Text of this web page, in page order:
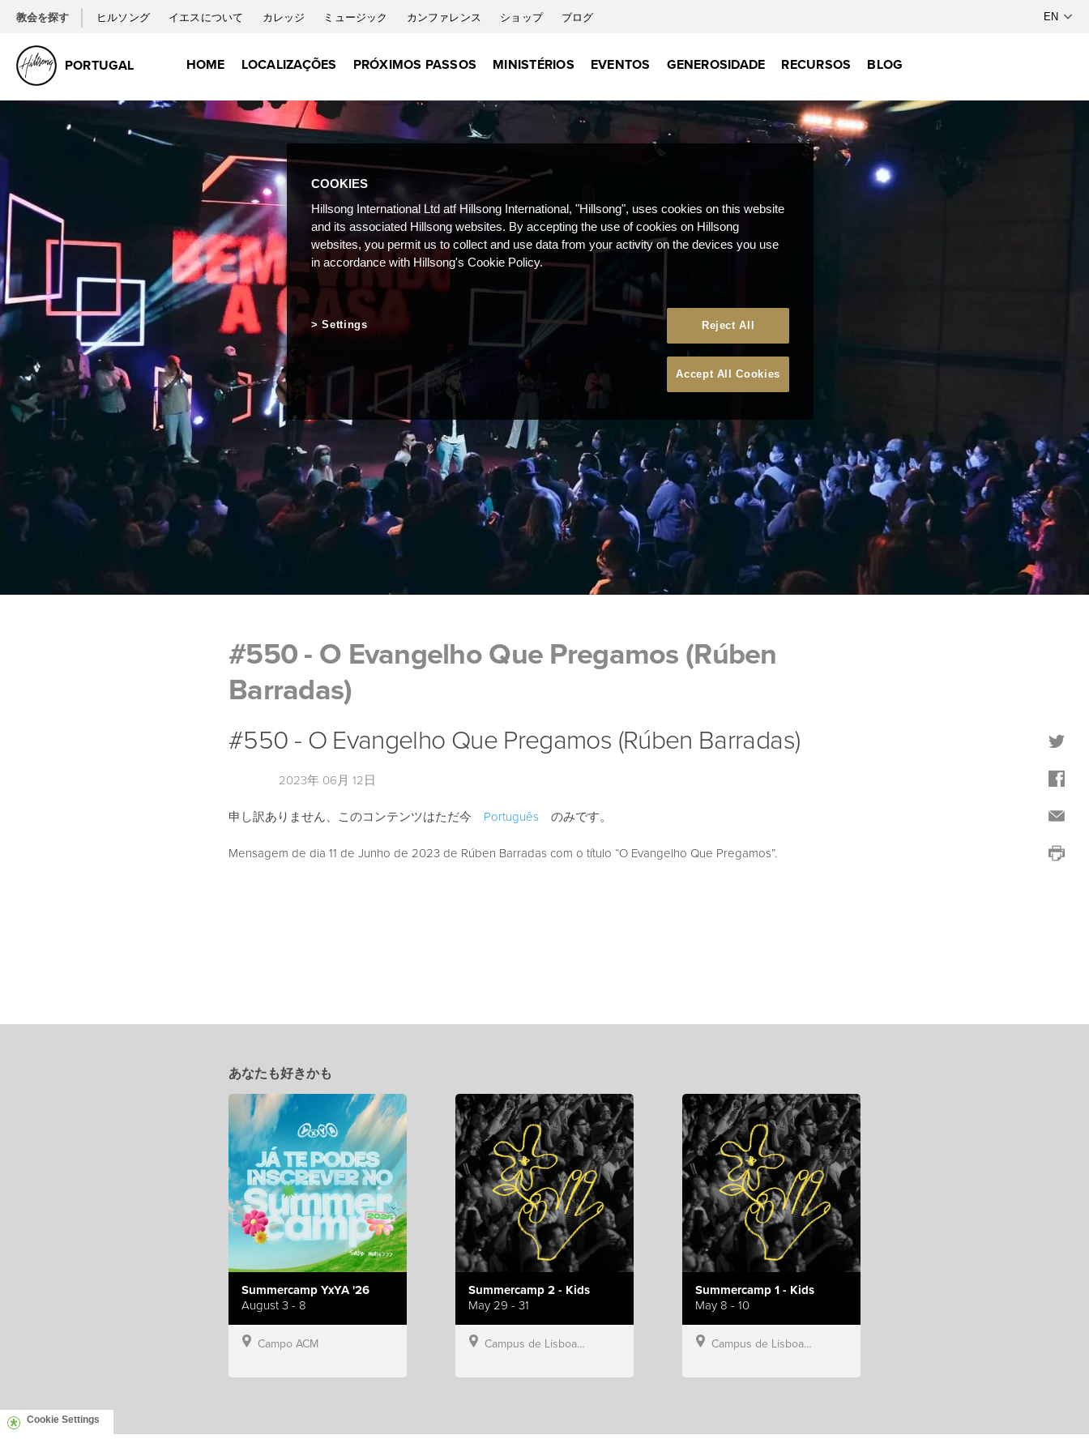
教会を探す ヒルソング イエスについて カレッジ ミュージック カンファレンス ショップ ブログ
PORTUGAL HOME LOCALIZAÇÕES PRÓXIMOS PASSOS MINISTÉRIOS EVENTOS GENEROSIDADE RECURSOS BLOG
#550 - O Evangelho Que Pregamos (Rúben
Barradas)
#550 - O Evangelho Que Pregamos (Rúben Barradas)
2023年 06月 12日
申し訳ありません、このコンテンツはただ今 Português のみです。
Mensagem de dia 11 de Junho de 2023 de Rúben Barradas com o título “O Evangelho Que Pregamos”.
あなたも好きかも
Summercamp YxYA '26
August 3 - 8
Campo ACM
Summercamp 2 - Kids
May 29 - 31
Campus de Lisboa, Hillsong Portugal
Summercamp 1 - Kids
May 8 - 10
Campus de Lisboa, Hillsong Portugal
Cookie Settings
COOKIES
Hillsong International Ltd atf Hillsong International, "Hillsong", uses cookies on this website
and its associated Hillsong websites. By accepting the use of cookies on Hillsong
websites, you permit us to collect and use data from your activity on the devices you use
in accordance with Hillsong's Cookie Policy.
Reject All
Accept All Cookies
Settings